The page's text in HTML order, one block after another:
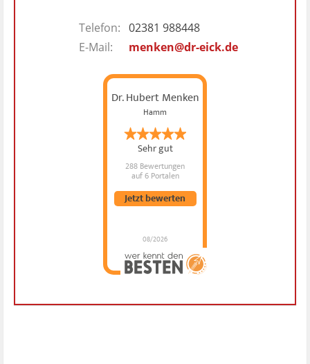
Telefon: 02381 988448
E-Mail:
menken@dr-eick.de
Dr. Hubert Menken
Hamm
Sehr gut
288 Bewertungen
auf 6 Portalen
08/2026
Jetzt bewerten
Dr. Hubert Menken
hat4.88 von5
MenkenBewertungen